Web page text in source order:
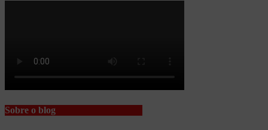
Sobre o blog